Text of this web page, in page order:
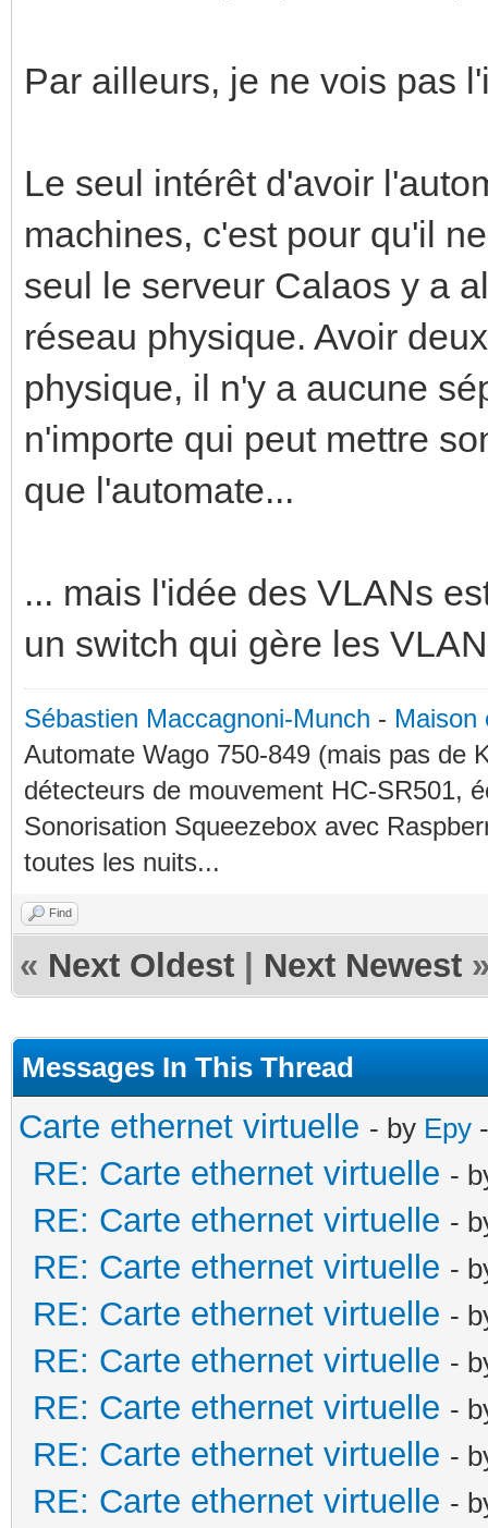
Par ailleurs, je ne vois pas
Le seul intérêt d'avoir
machines, c'est pour qu'il
seul le serveur Calaos y a
réseau physique. Avoir
physique, il n'y a aucune
n'importe qui peut mettre
que l'automate...
... mais l'idée des VLANs
un switch qui gère les
Sébastien Maccagnoni-Munch - Maison
Automate Wago 750-849 (mais pas de
détecteurs de mouvement HC-SR501,
Sonorisation Squeezebox avec
toutes les nuits...
Find
« Next Oldest Next Newest
Messages In This Thread
Carte ethernet virtuelle - by Epy
RE: Carte ethernet virtuelle -
RE: Carte ethernet virtuelle -
RE: Carte ethernet virtuelle -
RE: Carte ethernet virtuelle -
RE: Carte ethernet virtuelle -
RE: Carte ethernet virtuelle -
RE: Carte ethernet virtuelle -
RE: Carte ethernet virtuelle -